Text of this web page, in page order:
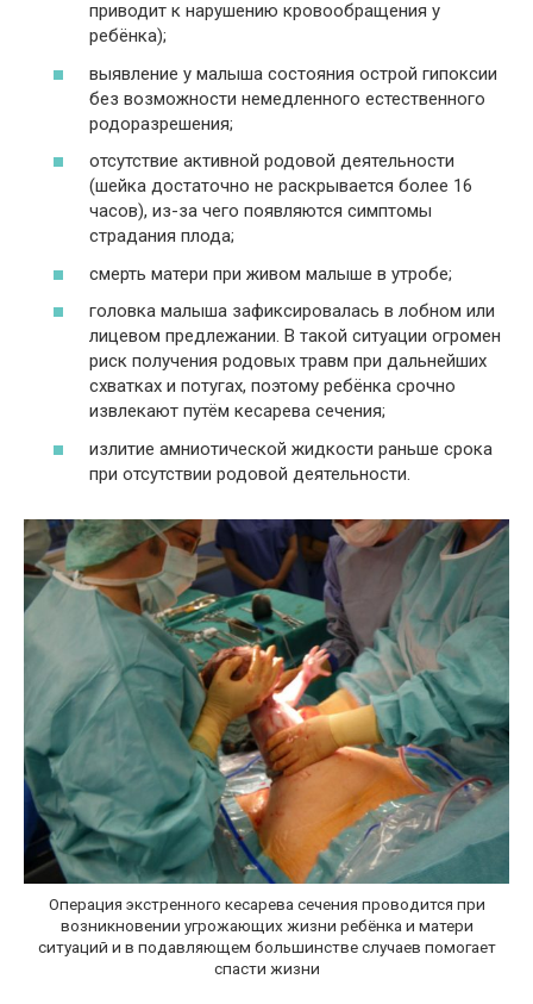
приводит к нарушению кровообращения у
ребёнка);
выявление у малыша состояния острой гипоксии
без возможности немедленного естественного
родоразрешения;
отсутствие активной родовой деятельности
(шейка достаточно не раскрывается более 16
часов), из-за чего появляются симптомы
страдания плода;
смерть матери при живом малыше в утробе;
головка малыша зафиксировалась в лобном или
лицевом предлежании. В такой ситуации огромен
риск получения родовых травм при дальнейших
схватках и потугах, поэтому ребёнка срочно
извлекают путём кесарева сечения;
излитие амниотической жидкости раньше срока
при отсутствии родовой деятельности.
Операция экстренного кесарева сечения проводится при
возникновении угрожающих жизни ребёнка и матери
ситуаций и в подавляющем большинстве случаев помогает
спасти жизни